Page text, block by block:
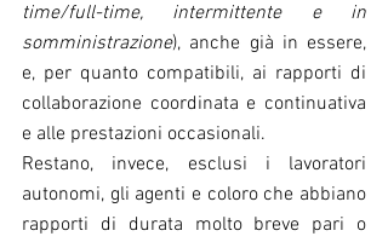
time/full-time, intermittente e in
somministrazione), anche già in essere,
e, per quanto compatibili, ai rapporti di
collaborazione coordinata e continuativa
e alle prestazioni occasionali.
Restano, invece, esclusi i lavoratori
autonomi, gli agenti e coloro che abbiano
rapporti di durata molto breve pari o